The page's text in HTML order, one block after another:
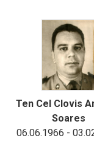
Ten Cel Clovis
Soares
06.06.1966 -